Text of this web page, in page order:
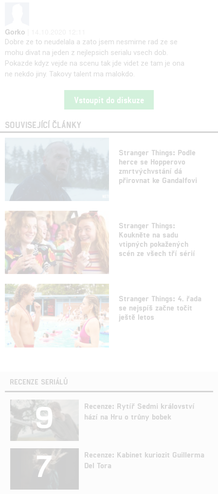
Gorko
Dobre ze to neudelala a zato jsem nesmirne rad ze se
mohu divat na jeden z nejlepsich serialu vsech dob.
Pokazde kdyz vejde na scenu tak jde videt ze tam je ona
ne nekdo jiny. Takovy talent ma malokdo.
Vstoupit do diskuze
SOUVISEJÍCÍ ČLÁNKY
Stranger Things: Podle
herce se Hopperovo
zmrtvýchvstání dá
přirovnat ke Gandalfovi
Stranger Things:
Koukněte na sadu
vtipných pokažených
scén ze všech tří sérií
Stranger Things: 4. řada
se nejspíš začne točit
ještě letos
RECENZE SERIÁLŮ
9
Recenze: Rytíř Sedmi království
hází na Hru o trůny bobek
7
Recenze: Kabinet kuriozit Guillerma
Del Tora